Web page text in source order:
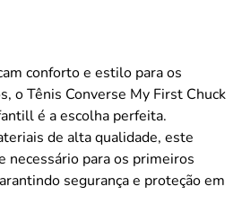
conforto e estilo para os
o Tênis Converse My First Chuck
é a escolha perfeita.
de alta qualidade, este
necessário para os primeiros
segurança e proteção em